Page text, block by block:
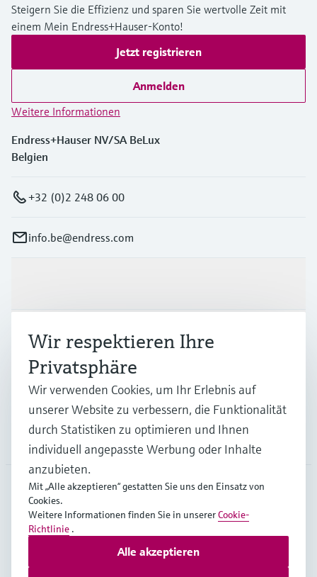
Steigern Sie die Effizienz und sparen Sie wertvolle Zeit mit
einem Mein Endress+Hauser-Konto!
Jetzt registrieren
Anmelden
Weitere Informationen
Endress+Hauser NV/SA BeLux
Belgien
+32 (0)2 248 06 00
info.be@endress.com
Branchen
Support
Unternehmen
BEL •Deutsch
Copyright © Endress+Hauser Group Services AG
Wir respektieren Ihre
Privatsphäre
Wir verwenden Cookies, um Ihr Erlebnis auf
unserer Website zu verbessern, die Funktionalität
durch Statistiken zu optimieren und Ihnen
individuell angepasste Werbung oder Inhalte
anzubieten.
Mit „Alle akzeptieren“ gestatten Sie uns den Einsatz von
Cookies.
Weitere Informationen finden Sie in unsererCookie-
Richtlinie .
Alle akzeptieren